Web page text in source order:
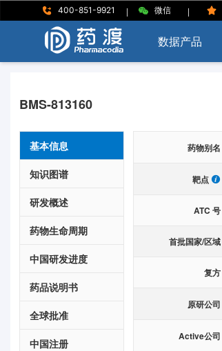
400-851-9921 | 微信 |
数据产品
BMS-813160
基本信息
知识图谱
研发概述
药物生命周期
中国研发进度
药品说明书
全球批准
中国注册
药物别名
靶点
ATC 号
首批国家/区域
复方
原研公司
Active公司